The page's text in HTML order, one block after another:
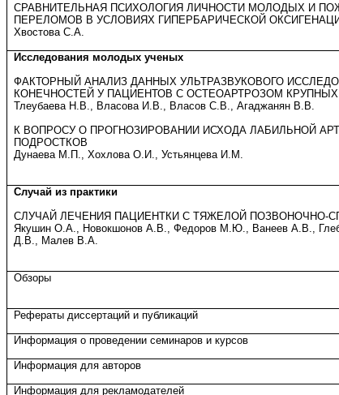
СРАВНИТЕЛЬНАЯ ПСИХОЛОГИЯ ЛИЧНОСТИ МОЛОДЫХ И
ПЕРЕЛОМОВ В УСЛОВИЯХ ГИПЕРБАРИЧЕСКОЙ
Хвостова С.А.
Исследования молодых ученых
ФАКТОРНЫЙ АНАЛИЗ ДАННЫХ УЛЬТРАЗВУКОВОГО
КОНЕЧНОСТЕЙ У ПАЦИЕНТОВ С ОСТЕОАРТРОЗОМ
Тлеубаева Н.В., Власова И.В., Власов С.В., Агаджанян В.В.
К ВОПРОСУ О ПРОГНОЗИРОВАНИИ ИСХОДА ЛАБИЛЬНОЙ
ПОДРОСТКОВ
Дунаева М.П., Хохлова О.И., Устьянцева И.М.
Случай из практики
СЛУЧАЙ ЛЕЧЕНИЯ ПАЦИЕНТКИ С ТЯЖЕЛОЙ ПОЗВОНОЧНО-
Якушин О.А., Новокшонов А.В., Федоров М.Ю., Ванеев А.В.,
Д.В., Малев В.А.
Обзоры
Рефераты диссертаций и публикаций
Информация о проведении семинаров и курсов
Информация для авторов
Информация для рекламодателей